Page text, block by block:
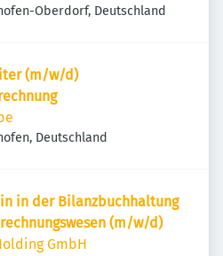
Oberdorf, Deutschland
(m/w/d)
Deutschland
in der Bilanzbuchhaltung
(m/w/d)
GmbH